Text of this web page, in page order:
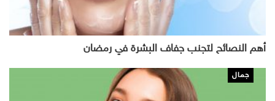
أهم النصائح لتجنب جفاف البشرة في رمضان
جمال